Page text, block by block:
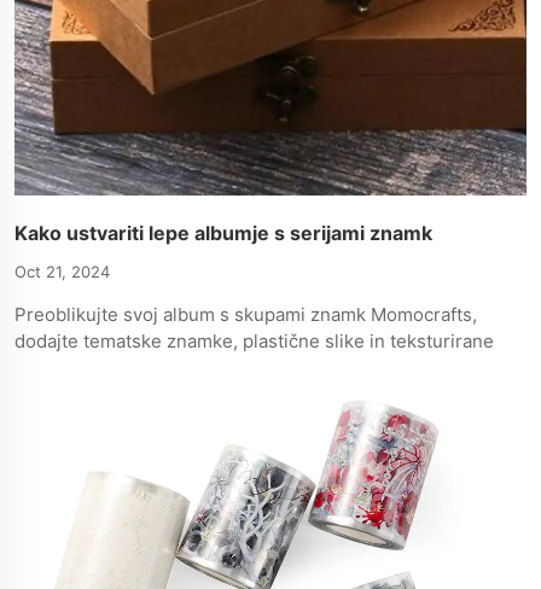
Kako ustvariti lepe albumje s serijami znamk
Oct 21, 2024
Preoblikujte svoj album s skupami znamk Momocrafts,
dodajte tematske znamke, plastične slike in teksturirane